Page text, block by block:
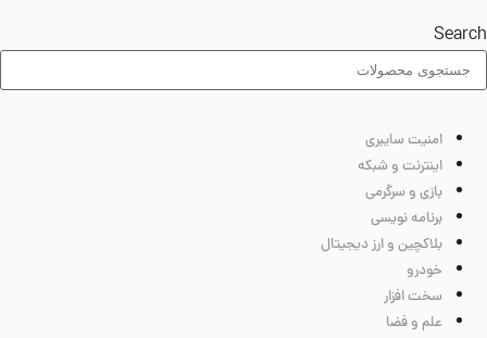
امنیت سایبری
اینترنت و شبکه
بازی و سرگرمی
برنامه نویسی
بلاکچین و ارز دیجیتال
خودرو
سخت افزار
علم و فضا